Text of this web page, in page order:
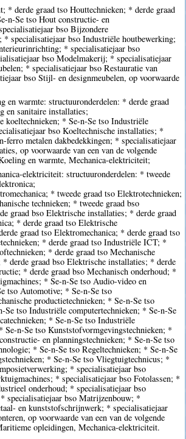
* derde graad tso Houttechnieken; * derde graad
n-Se tso Hout constructie- en
bso Bijzondere
specialisatiejaar bso Industriële houtbewerking;
* specialisatiejaar bso
bso Modelmakerij; * specialisatiejaar
* specialisatiejaar bso Restauratie van
bso Stijl- en designmeubelen, op voorwaarde
en warmte: structuuronderdelen: * derde graad
en sanitaire installaties;
koeltechnieken; * Se-n-Se tso Industriële
bso Koeltechnische installaties; *
ferro metalen dakbedekkingen; * specialisatiejaar
op voorwaarde van een van de volgende
en warmte, Mechanica-elektriciteit;
elektriciteit: structuuronderdelen: * tweede
* tweede graad tso Elektrotechnieken;
technieken; * tweede graad bso
graad bso Elektrische installaties; * derde graad
* derde graad tso Elektrische
graad tso Elektromechanica; * derde graad tso
* derde graad tso Industriële ICT; *
* derde graad tso Mechanische
* derde graad bso Elektrische installaties; * derde
* derde graad bso Mechanisch onderhoud; *
* Se-n-Se tso Audio-video en
tso Automotive; * Se-n-Se tso
productietechnieken; * Se-n-Se tso
Se tso Industriële computertechnieken; * Se-n-Se
* Se-n-Se tso Industriële
Se-n-Se tso Kunststofvormgevingstechnieken; *
en planningstechnieken; * Se-n-Se tso
* Se-n-Se tso Regeltechnieken; * Se-n-Se
* Se-n-Se tso Vliegtuigtechnicus; *
* specialisatiejaar bso
* specialisatiejaar bso Fotolassen; *
onderhoud; * specialisatiejaar bso
specialisatiejaar bso Matrijzenbouw; *
en kunststofschrijnwerk; * specialisatiejaar
op voorwaarde van een van de volgende
opleidingen, Mechanica-elektriciteit.